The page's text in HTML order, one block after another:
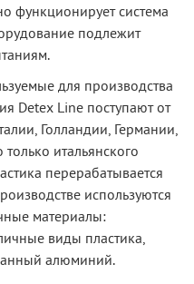
функционирует система
подлежит
для производства
Detex Line поступают от
Голландии, Германии,
итальянского
перерабатывается
используются
материалы:
виды пластика,
алюминий.